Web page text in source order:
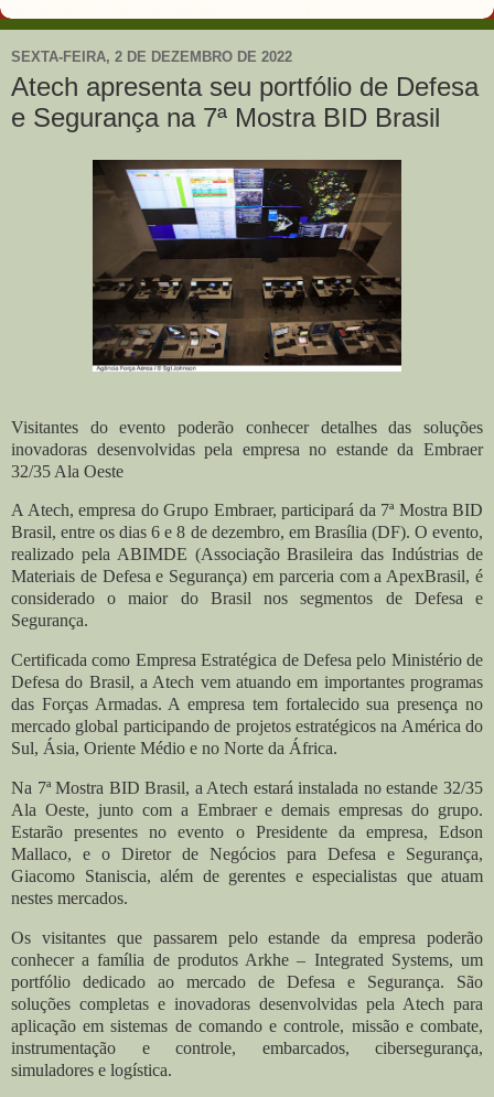
SEXTA-FEIRA, 2 DE DEZEMBRO DE 2022
Atech apresenta seu portfólio de Defesa
e Segurança na 7ª Mostra BID Brasil
Visitantes do evento poderão conhecer detalhes das soluções
inovadoras desenvolvidas pela empresa no estande da Embraer
32/35 Ala Oeste
A Atech, empresa do Grupo Embraer, participará da 7ª Mostra BID
Brasil, entre os dias 6 e 8 de dezembro, em Brasília (DF). O evento,
realizado pela ABIMDE (Associação Brasileira das Indústrias de
Materiais de Defesa e Segurança) em parceria com a ApexBrasil, é
considerado o maior do Brasil nos segmentos de Defesa e
Segurança.
Certificada como Empresa Estratégica de Defesa pelo Ministério de
Defesa do Brasil, a Atech vem atuando em importantes programas
das Forças Armadas. A empresa tem fortalecido sua presença no
mercado global participando de projetos estratégicos na América do
Sul, Ásia, Oriente Médio e no Norte da África.
Na 7ª Mostra BID Brasil, a Atech estará instalada no estande 32/35
Ala Oeste, junto com a Embraer e demais empresas do grupo.
Estarão presentes no evento o Presidente da empresa, Edson
Mallaco, e o Diretor de Negócios para Defesa e Segurança,
Giacomo Staniscia, além de gerentes e especialistas que atuam
nestes mercados.
Os visitantes que passarem pelo estande da empresa poderão
conhecer a família de produtos Arkhe – Integrated Systems, um
portfólio dedicado ao mercado de Defesa e Segurança. São
soluções completas e inovadoras desenvolvidas pela Atech para
aplicação em sistemas de comando e controle, missão e combate,
instrumentação e controle, embarcados, cibersegurança,
simuladores e logística.